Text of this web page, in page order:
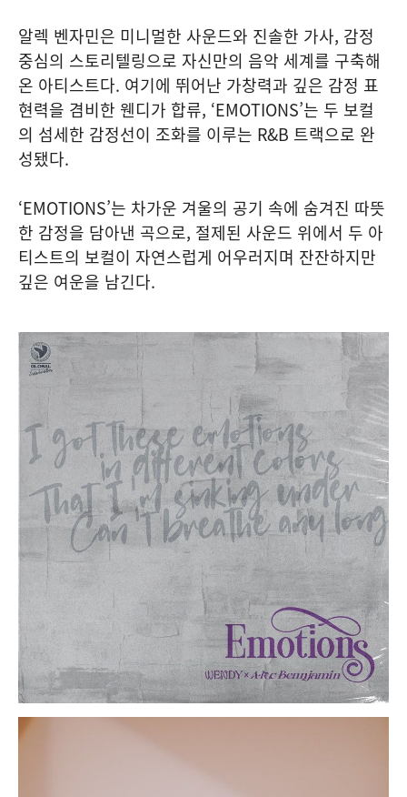
알렉 벤자민은 미니멀한 사운드와 진솔한 가사, 감정
중심의 스토리텔링으로 자신만의 음악 세계를 구축해
온 아티스트다. 여기에 뛰어난 가창력과 깊은 감정 표
현력을 겸비한 웬디가 합류, ‘EMOTIONS’는 두 보컬
의 섬세한 감정선이 조화를 이루는 R&B 트랙으로 완
성됐다.
‘EMOTIONS’는 차가운 겨울의 공기 속에 숨겨진 따뜻
한 감정을 담아낸 곡으로, 절제된 사운드 위에서 두 아
티스트의 보컬이 자연스럽게 어우러지며 잔잔하지만
깊은 여운을 남긴다.